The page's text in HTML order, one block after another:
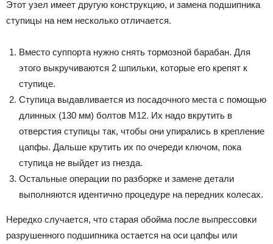
Этот узел имеет другую конструкцию, и замена подшипника
ступицы на нем несколько отличается.
Вместо суппорта нужно снять тормозной барабан. Для
этого выкручиваются 2 шпильки, которые его крепят к
ступице.
Ступица выдавливается из посадочного места с помощью
длинных (130 мм) болтов М12. Их надо вкрутить в
отверстия ступицы так, чтобы они упирались в крепление
цапфы. Дальше крутить их по очереди ключом, пока
ступица не выйдет из гнезда.
Остальные операции по разборке и замене детали
выполняются идентично процедуре на передних колесах.
Нередко случается, что старая обойма после выпрессовки
разрушенного подшипника остается на оси цапфы или